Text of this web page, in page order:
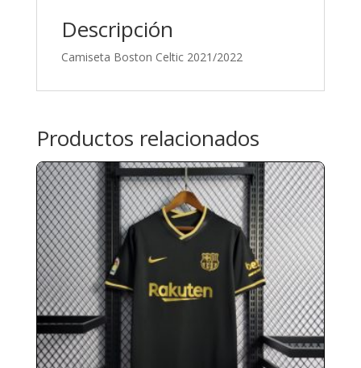
Descripción
Camiseta Boston Celtic 2021/2022
Productos relacionados